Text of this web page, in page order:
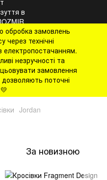
обробка замовлень
технічні
електропостачанням.
незручності та
замовлення
поточні
Jordan
За новизною